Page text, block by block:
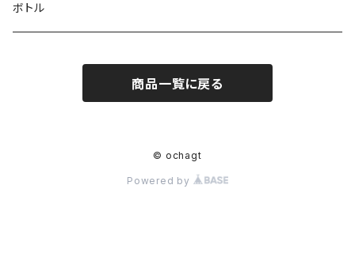
ボトル
商品一覧に戻る
© ochagt
Powered by